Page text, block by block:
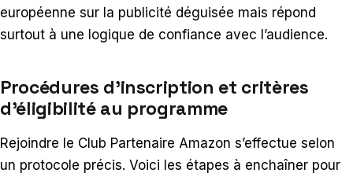
européenne sur la publicité déguisée mais répond
surtout à une logique de confiance avec l’audience.
Procédures d’inscription et critères
d’éligibilité au programme
Rejoindre le Club Partenaire Amazon s’effectue selon
un protocole précis. Voici les étapes à enchaîner pour